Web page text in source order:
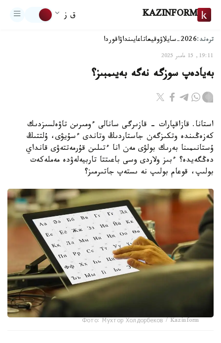
KAZINFORM ق ز
ترەند:2026-سايلاۋ وقيعاتاعايىنداۋاقوردا
19:11, 15 مامىر 2025
بەيادەپ سوزگە نەگە بەيىمبىز؟
استانا. قازاقپارات - قازىرگى سانالى ءومىرىن تاۋەلسىزدىك
كەزەڭىندە وتكىزگەن جاستاردىڭ وتاندى ءسۇيۋى، ۇلتتىڭ
ۇستانىمىنا بەرىك بولۋى مەن انا ءتىلىن قۇرمەتتەۋى قانداي
دەڭگەيدە؟ ءبىز ولاردى وسى باعىتتا تاربيەلەۋدە مەملەكەت
بولىپ، قوعام بولىپ نە ىستەپ جاتىرمىز؟
Фото: Мухтор Холдорбеков / Kazinform